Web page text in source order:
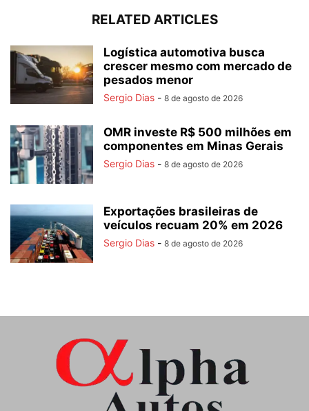
RELATED ARTICLES
Logística automotiva busca
crescer mesmo com mercado de
pesados menor
Sergio Dias - 8 de agosto de 2026
OMR investe R$ 500 milhões em
componentes em Minas Gerais
Sergio Dias - 8 de agosto de 2026
Exportações brasileiras de
veículos recuam 20% em 2026
Sergio Dias - 8 de agosto de 2026